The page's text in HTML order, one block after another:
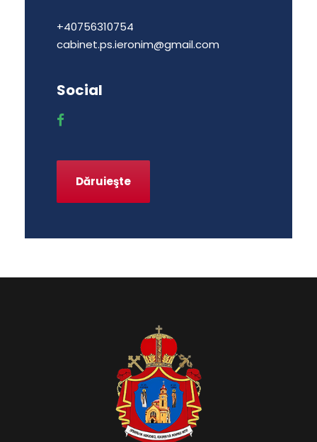
+40756310754
cabinet.ps.ieronim@gmail.com
Social
Dăruieşte